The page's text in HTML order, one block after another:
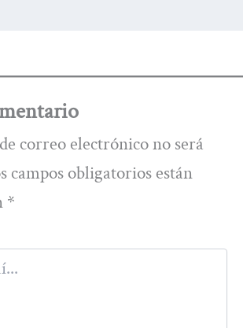
correo electrónico no será
campos obligatorios están
*